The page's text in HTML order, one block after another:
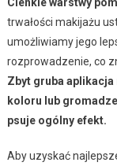
trwałości makijażu
umożliwiamy jego
rozprowadzenie, co
Zbyt gruba
koloru lub
psuje ogólny efekt.
Aby uzyskać